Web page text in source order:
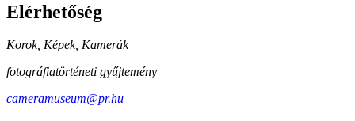
Elérhetőség
Korok, Képek, Kamerák
fotográfiatörténeti gyűjtemény
cameramuseum@pr.hu